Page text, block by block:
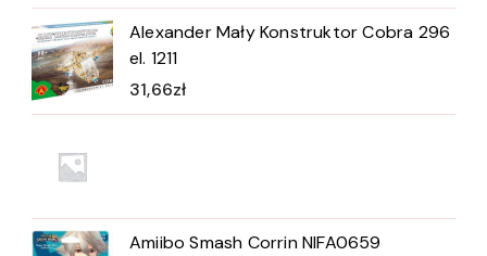
Alexander Mały Konstruktor Cobra 296
el. 1211
31,66zł
Amiibo Smash Corrin NIFA0659